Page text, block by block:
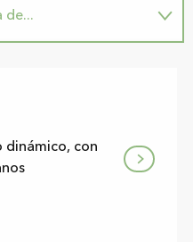
de...
dinámico, con